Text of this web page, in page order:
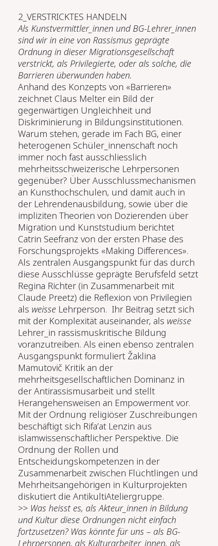
2_VERSTRICKTES HANDELN
Als Kunstvermittler_innen und BG-Lehrer_innen
sind wir in eine von Rassismus geprägte
Ordnung in dieser Migrationsgesellschaft
verstrickt, als Privilegierte, oder als solche, die
Barrieren überwunden haben.
Anhand des Konzepts von «Barrieren»
zeichnet Claus Melter ein Bild der
gegenwärtigen Ungleichheit und
Diskriminierung in Bildungsinstitutionen.
Warum stehen, gerade im Fach BG, einer
heterogenen Schüler_innenschaft noch
immer noch fast ausschliesslich
mehrheitsschweizerische Lehrpersonen
gegenüber? Über Ausschlussmechanismen
an Kunsthochschulen, und damit auch in
der Lehrendenausbildung, sowie über die
impliziten Theorien von Dozierenden über
Migration und Kunststudium berichtet
Catrin Seefranz von der ersten Phase des
Forschungsprojekts «Making Differences».
Als zentralen Ausgangspunkt für das durch
diese Ausschlüsse geprägte Berufsfeld setzt
Regina Richter (in Zusammenarbeit mit
Claude Preetz) die Reflexion von Privilegien
als weisse Lehrperson. Ihr Beitrag setzt sich
mit der Komplexität auseinander, als weisse
Lehrer_in rassismuskritische Bildung
voranzutreiben. Als einen ebenso zentralen
Ausgangspunkt formuliert Žaklina
Mamutovič Kritik an der
mehrheitsgesellschaftlichen Dominanz in
der Antirassismusarbeit und stellt
Herangehensweisen an Empowerment vor.
Mit der Ordnung religiöser Zuschreibungen
beschäftigt sich Rifa’at Lenzin aus
islamwissenschaftlicher Perspektive. Die
Ordnung der Rollen und
Entscheidungskompetenzen in der
Zusammenarbeit zwischen Flüchtlingen und
Mehrheitsangehörigen in Kulturprojekten
diskutiert die AntikultiAteliergruppe.
>> Was heisst es, als Akteur_innen in Bildung
und Kultur diese Ordnungen nicht einfach
fortzusetzen? Was könnte für uns – als BG-
Lehrpersonen, als Kulturarbeiter_innen, als